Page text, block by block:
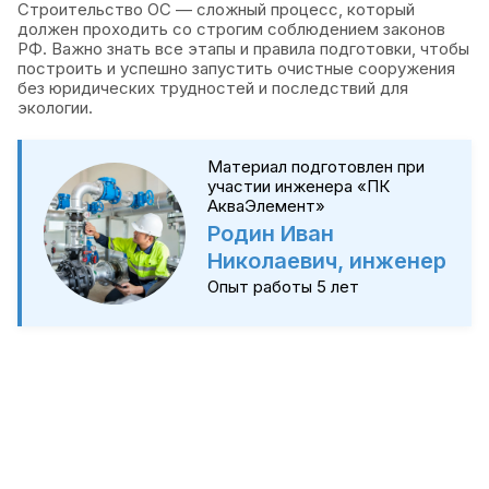
Строительство ОС — сложный процесс, который
должен проходить со строгим соблюдением законов
РФ. Важно знать все этапы и правила подготовки, чтобы
построить и успешно запустить очистные сооружения
без юридических трудностей и последствий для
экологии.
Материал подготовлен при
участии инженера «ПК
АкваЭлемент»
Родин Иван
Николаевич, инженер
Опыт работы 5 лет